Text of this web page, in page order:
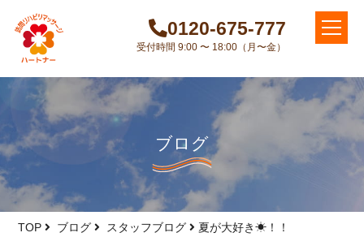
0120-675-777
受付時間 9:00 〜 18:00（月〜金）
ブログ
TOP ブログ スタッフブログ 夏が大好き☀！！